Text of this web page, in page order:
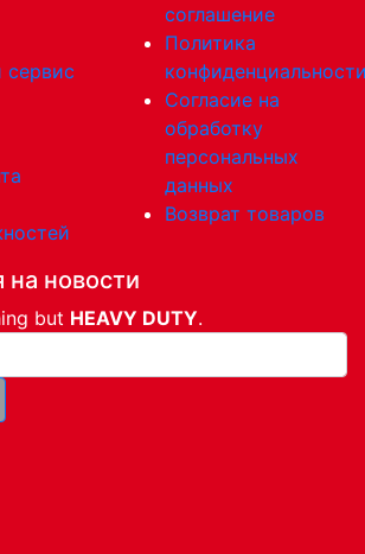
сервис
соглашение
Политика
Согласие на
обработку
персональных
данных
Возврат товаров
на новости
but HEAVY DUTY.